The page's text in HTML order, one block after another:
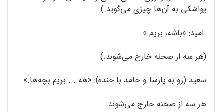
یواشکی به آن‌ها چیزی می‌گوید.)
امید: «باشه، بریم.»
(هر سه از صحنه خارج می‌شوند.)
سعید (رو به پارسا و حامد با خنده): «هه ... بریم بچه‌ها.»
هر سه از صحنه خارج می‌شوند.